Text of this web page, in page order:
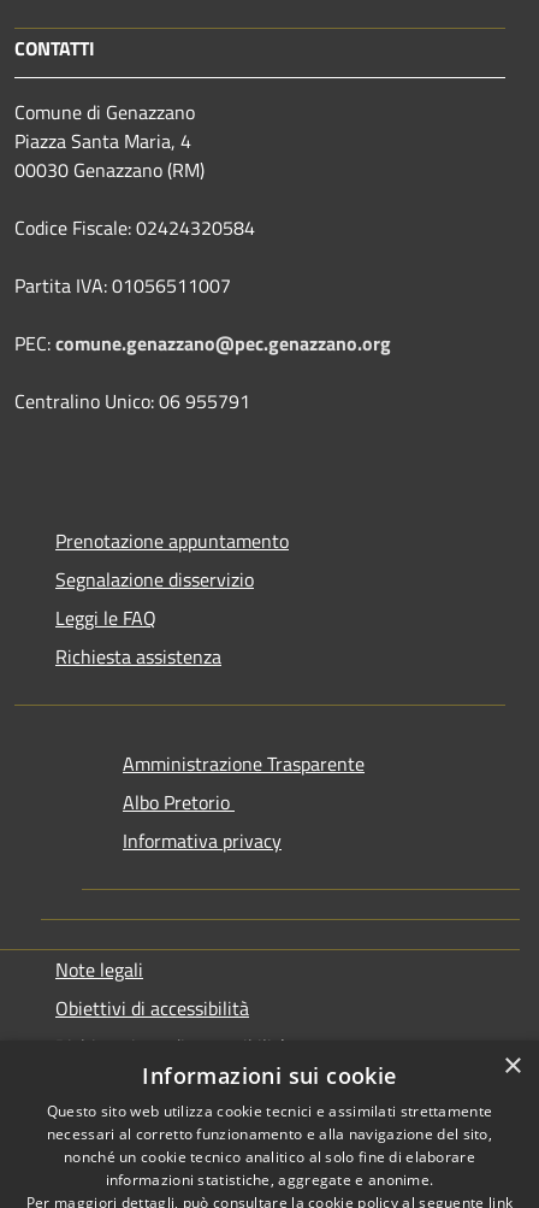
CONTATTI
Comune di Genazzano
Piazza Santa Maria, 4
00030 Genazzano (RM)
Codice Fiscale: 02424320584
Partita IVA: 01056511007
PEC:comune.genazzano@pec.genazzano.org
Centralino Unico: 06 955791
Prenotazione appuntamento
Segnalazione disservizio
Leggi le FAQ
Richiesta assistenza
Amministrazione Trasparente
Albo Pretorio
Informativa privacy
Note legali
Obiettivi di accessibilità
Dichiarazione di accessibilità
Copyright © 2026 • Comune di
×
Informazioni sui cookie
Questo sito web utilizza cookie tecnici e assimilati strettamente
necessari al corretto funzionamento e alla navigazione del sito,
nonché un cookie tecnico analitico al solo fine di elaborare
informazioni statistiche, aggregate e anonime.
Per maggiori dettagli, può consultare la cookie policy al seguente link